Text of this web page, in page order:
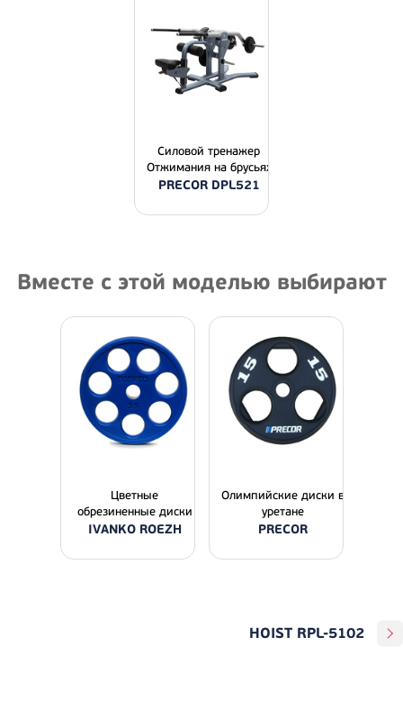
Силовой тренажер
Отжимания на брусьях
PRECOR DPL521
Вместе с этой моделью выбирают
Цветные
обрезиненные диски
IVANKO ROEZH
Олимпийские диски в
уретане
PRECOR
HOIST RPL-5102